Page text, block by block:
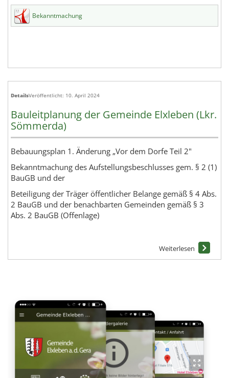
Bekanntmachung
Bauleitplanung der Gemeinde Elxleben (Lkr.
Sömmerda)
DetailsVeröffentlicht: 10. April 2024
Bebauungsplan 1. Änderung „Vor dem Dorfe Teil 2"
Bekanntmachung des Aufstellungsbeschlusses gem. § 2 (1)
BauGB und der
Beteiligung der Träger öffentlicher Belange gemäß § 4 Abs.
2 BauGB und der benachbarten Gemeinden gemäß § 3
Abs. 2 BauGB (Offenlage)